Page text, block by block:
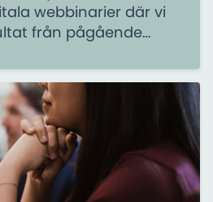
webbinarier där vi
från pågående
grundvatten. Under
ta del av aktuell
möjlighet att ställa